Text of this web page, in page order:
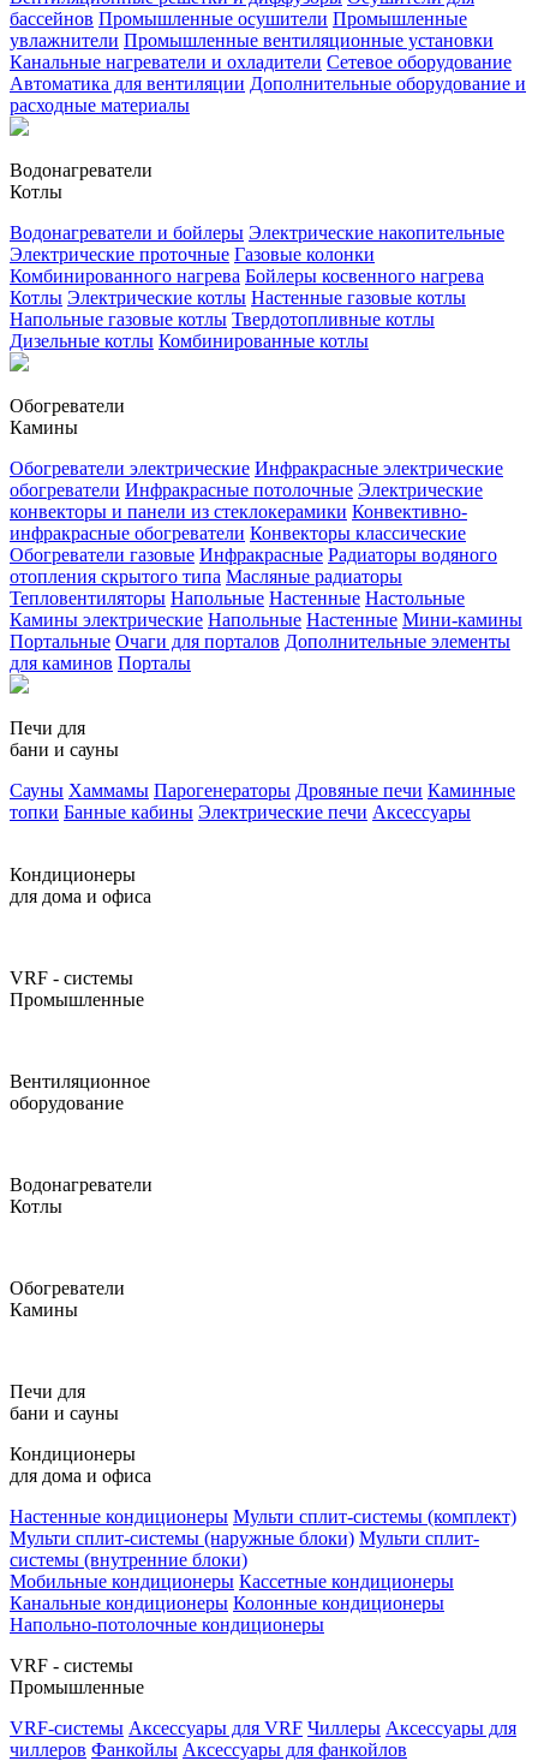
бассейнов Промышленные осушители Промышленные
увлажнители Промышленные вентиляционные установки
Канальные нагреватели и охладители Сетевое оборудование
Автоматика для вентиляции Дополнительные оборудование и
расходные материалы
Водонагреватели
Котлы
Водонагреватели и бойлеры Электрические накопительные
Электрические проточные Газовые колонки
Комбинированного нагрева Бойлеры косвенного нагрева
Котлы Электрические котлы Настенные газовые котлы
Напольные газовые котлы Твердотопливные котлы
Дизельные котлы Комбинированные котлы
Обогреватели
Камины
Обогреватели электрические Инфракрасные электрические
обогреватели Инфракрасные потолочные Электрические
конвекторы и панели из стеклокерамики Конвективно-
инфракрасные обогреватели Конвекторы классические
Обогреватели газовые Инфракрасные Радиаторы водяного
отопления скрытого типа Масляные радиаторы
Тепловентиляторы Напольные Настенные Настольные
Камины электрические Напольные Настенные Мини-камины
Портальные Очаги для порталов Дополнительные элементы
для каминов Порталы
Печи для
бани и сауны
Сауны Хаммамы Парогенераторы Дровяные печи Каминные
топки Банные кабины Электрические печи Аксессуары
Кондиционеры
для дома и офиса
VRF - системы
Промышленные
Вентиляционное
оборудование
Водонагреватели
Котлы
Обогреватели
Камины
Печи для
бани и сауны
Кондиционеры
для дома и офиса
Настенные кондиционеры Мульти сплит-системы (комплект)
Мульти сплит-системы (наружные блоки) Мульти сплит-
системы (внутренние блоки)
Мобильные кондиционеры Кассетные кондиционеры
Канальные кондиционеры Колонные кондиционеры
Напольно-потолочные кондиционеры
VRF - системы
Промышленные
VRF-системы Аксессуары для VRF Чиллеры Аксессуары для
чиллеров Фанкойлы Аксессуары для фанкойлов